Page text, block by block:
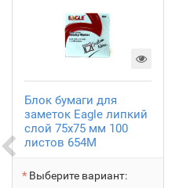
Блок бумаги для
заметок Eagle липкий
слой 75х75 мм 100
листов 654M
Выберите вариант: